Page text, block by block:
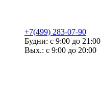
+7(499) 283-07-90
Будни: с 9:00 до 21:00
Вых.: с 9:00 до 20:00